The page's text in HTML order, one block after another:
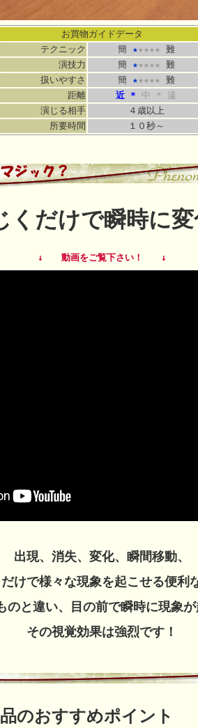
お買物ガイドデータ
テクニック
簡 ★★★★★ 難
演技力
簡 ★★★★★ 難
扱いやすさ
簡 ★★★★★ 難
距離
近 *
中 * 遠
演じる相手
４歳以上
所要時間
１０秒～
くだけで瞬時に
↓ 動画をご覧下さい！ ↓
出現、消失、変化、瞬間移動、
けで様々な現象を起こせる便利
のと違い、目の前で瞬時に現象
その視覚効果は強烈です！
のおすすめポイント